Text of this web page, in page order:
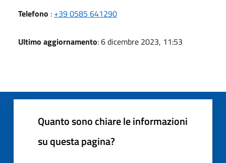
Telefono : +39 0585 641290
Ultimo aggiornamento: 6 dicembre 2023, 11:53
Quanto sono chiare le informazioni
su questa pagina?